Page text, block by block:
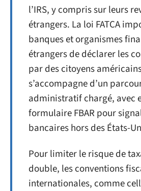
l’IRS, y compris sur leurs
étrangers. La loi FATCA
banques et organismes
étrangers de déclarer les
par des citoyens
s’accompagne d’un
administratif chargé, avec
formulaire FBAR pour
bancaires hors des États-
Pour limiter le risque de
double, les conventions
internationales, comme